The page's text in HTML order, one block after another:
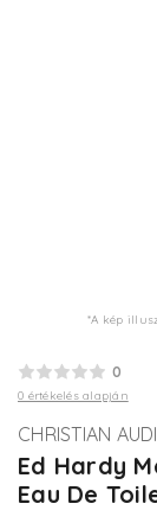
*A kép
0
0 értékelés alapján
CHRISTIAN
Ed Hardy
Eau De